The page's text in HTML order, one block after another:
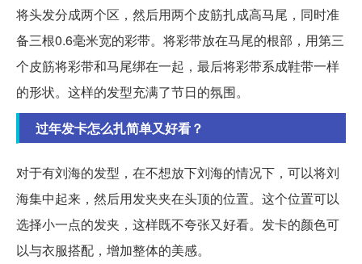
将头发分成两个区，然后用两个皮筋扎成高马尾，同时准
备三根0.6毫米宽的彩带。将彩带放在马尾的根部，用第三
个皮筋将彩带和马尾绑在一起，最后将彩带系成鞋带一样
的形状。这样的发型充满了节日的氛围。
过年发卡怎么扎简单又好看？
对于有刘海的发型，在不想放下刘海的情况下，可以将刘
海集中起来，然后用发夹夹在头顶的位置。这个位置可以
选择小一点的发夹，这样既不夸张又好看。发卡的颜色可
以与衣服搭配，增加整体的美感。